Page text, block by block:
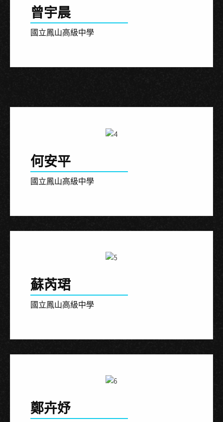
曾宇晨
國立鳳山高級中學
何安平
國立鳳山高級中學
蘇芮珺
國立鳳山高級中學
鄭卉妤